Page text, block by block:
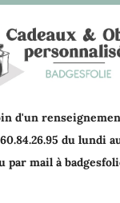
d'un
du lundi
par mail à